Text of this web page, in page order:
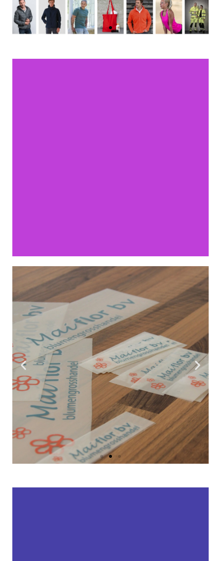
BEDRUKKEN
Maak het persoonlijk! Doordat wij de gehele
productie in eigen handen hebben is het mogelijk
om vanaf 1 stuk te bestellen. Hierdoor zijn we ook
flexibel qua levertijden. We hebben een groot
assortiment materialen om uw product mee te
personaliseren. Wij maken gebruik van bedrukking
d.m.v. transferdruk. De transfers worden via een
hittepers op uw gewenste bedrijfskleding toegepast.
Deze methode staat bekend om zijn flexibilieit en
hoge kwaliteit!